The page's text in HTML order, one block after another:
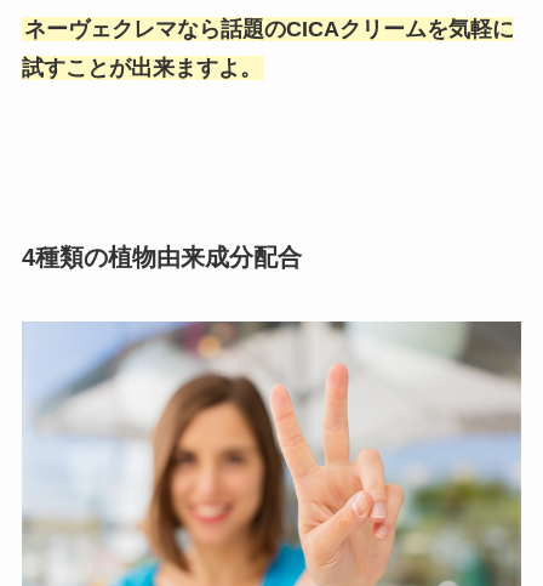
ネーヴェクレマなら話題のCICAクリームを気軽に
試すことが出来ますよ。
4種類の植物由来成分配合